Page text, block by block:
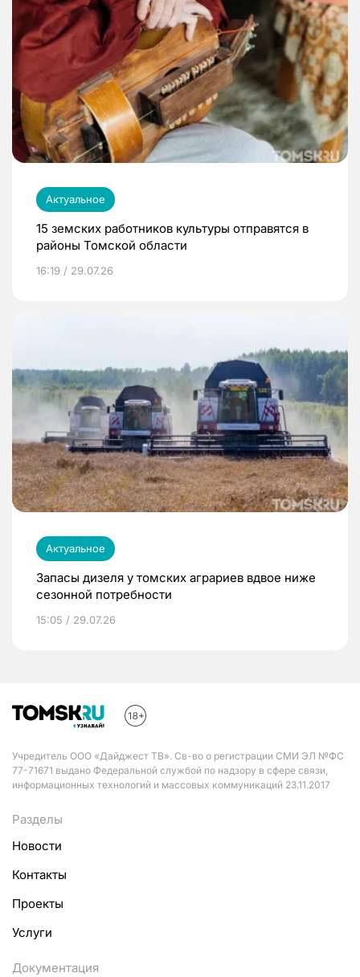
Актуальное
15 земских работников культуры отправятся в
районы Томской области
16:19 / 29.07.26
Актуальное
Запасы дизеля у томских аграриев вдвое ниже
сезонной потребности
15:05 / 29.07.26
Учредитель ООО «Дайджест ТВ». Св-во о регистрации СМИ ЭЛ №ФС
77-71671 выдано Федеральной службой по надзору в сфере связи,
информационных технологий и массовых коммуникаций 23.11.2017
Разделы
Новости
Контакты
Проекты
Услуги
Документация